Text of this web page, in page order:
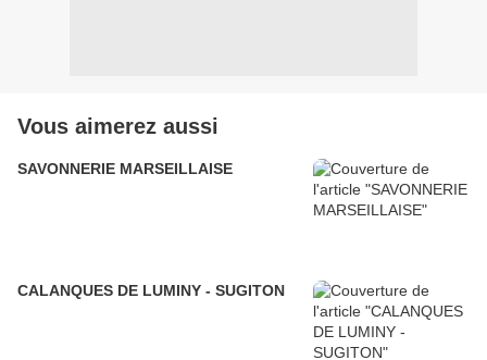
Vous aimerez aussi
SAVONNERIE MARSEILLAISE
CALANQUES DE LUMINY - SUGITON